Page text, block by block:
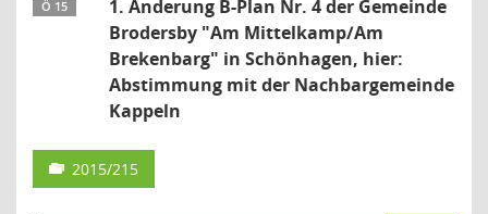
Ö 15
1. Änderung B-Plan Nr. 4 der Gemeinde
Brodersby "Am Mittelkamp/Am
Brekenbarg" in Schönhagen, hier:
Abstimmung mit der Nachbargemeinde
Kappeln
2015/215